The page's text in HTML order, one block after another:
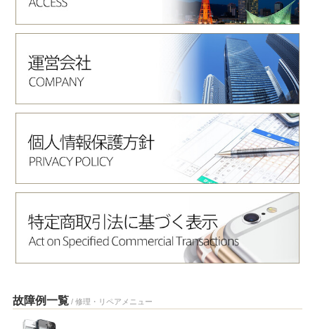
故障例一覧 / 修理・リペアメニュー